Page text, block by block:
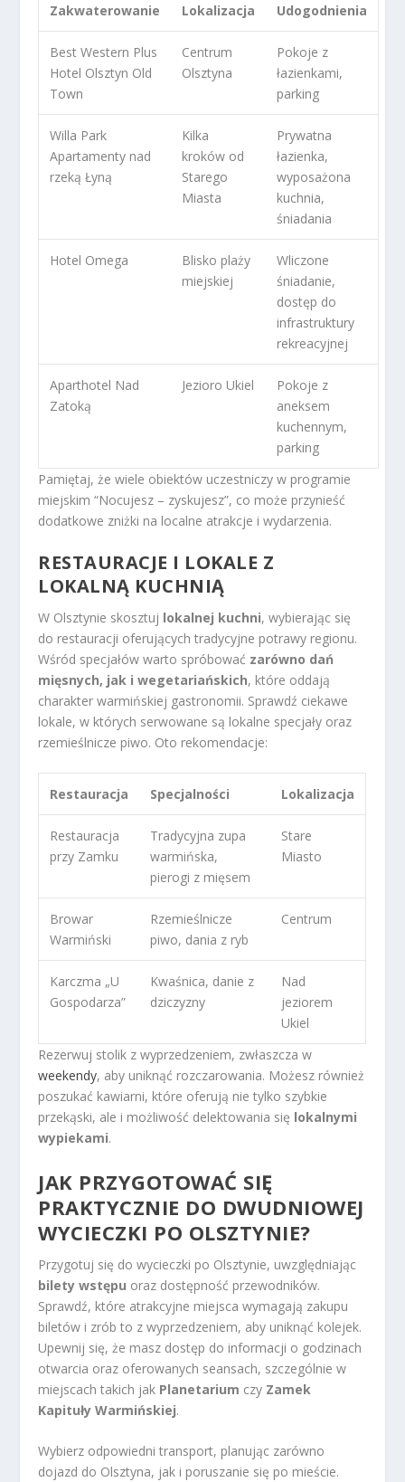
Zakwaterowanie Lokalizacja Udogodnienia
Best Western Plus
Hotel Olsztyn Old
Town
Centrum
Olsztyna
Pokoje z
łazienkami,
parking
Willa Park
Apartamenty nad
rzeką Łyną
Kilka
kroków od
Starego
Miasta
Prywatna
łazienka,
wyposażona
kuchnia,
śniadania
Hotel Omega
Blisko plaży
miejskiej
Wliczone
śniadanie,
dostęp do
infrastruktury
rekreacyjnej
Aparthotel Nad
Zatoką
Jezioro Ukiel
Pokoje z
aneksem
kuchennym,
parking
Pamiętaj, że wiele obiektów uczestniczy w programie
miejskim “Nocujesz – zyskujesz”, co może przynieść
dodatkowe zniżki na localne atrakcje i wydarzenia.
RESTAURACJE I LOKALE Z
LOKALNĄ KUCHNIĄ
W Olsztynie skosztuj lokalnej kuchni, wybierając się
do restauracji oferujących tradycyjne potrawy regionu.
Wśród specjałów warto spróbować zarówno dań
mięsnych, jak i wegetariańskich, które oddają
charakter warmińskiej gastronomii. Sprawdź ciekawe
lokale, w których serwowane są lokalne specjały oraz
rzemieślnicze piwo. Oto rekomendacje:
Restauracja Specjalności Lokalizacja
Restauracja
przy Zamku
Tradycyjna zupa
warmińska,
pierogi z mięsem
Stare
Miasto
Browar
Warmiński
Rzemieślnicze
piwo, dania z ryb
Centrum
Karczma „U
Gospodarza”
Kwaśnica, danie z
dziczyzny
Nad
jeziorem
Ukiel
Rezerwuj stolik z wyprzedzeniem, zwłaszcza w
weekendy, aby uniknąć rozczarowania. Możesz również
poszukać kawiarni, które oferują nie tylko szybkie
przekąski, ale i możliwość delektowania się lokalnymi
wypiekami.
JAK PRZYGOTOWAĆ SIĘ
PRAKTYCZNIE DO DWUDNIOWEJ
WYCIECZKI PO OLSZTYNIE?
Przygotuj się do wycieczki po Olsztynie, uwzględniając
bilety wstępu oraz dostępność przewodników.
Sprawdź, które atrakcyjne miejsca wymagają zakupu
biletów i zrób to z wyprzedzeniem, aby uniknąć kolejek.
Upewnij się, że masz dostęp do informacji o godzinach
otwarcia oraz oferowanych seansach, szczególnie w
miejscach takich jak Planetarium czy Zamek
Kapituły Warmińskiej.
Wybierz odpowiedni transport, planując zarówno
dojazd do Olsztyna, jak i poruszanie się po mieście.